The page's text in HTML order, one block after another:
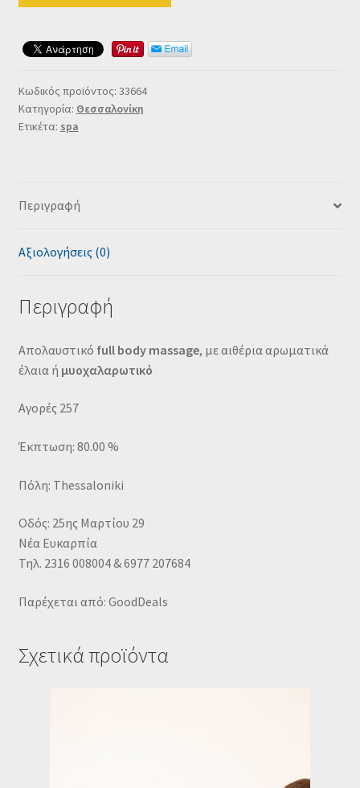
Κωδικός προϊόντος: 33664
Κατηγορία: Θεσσαλονίκη
Ετικέτα: spa
Περιγραφή
Αξιολογήσεις (0)
Περιγραφή
Απολαυστικό full body massage, με αιθέρια αρωματικά
έλαια ή μυοχαλαρωτικό
Αγορές 257
Έκπτωση: 80.00 %
Πόλη: Thessaloniki
Οδός: 25ης Μαρτίου 29
Νέα Ευκαρπία
Τηλ. 2316 008004 & 6977 207684
Παρέχεται από: GoodDeals
Σχετικά προϊόντα